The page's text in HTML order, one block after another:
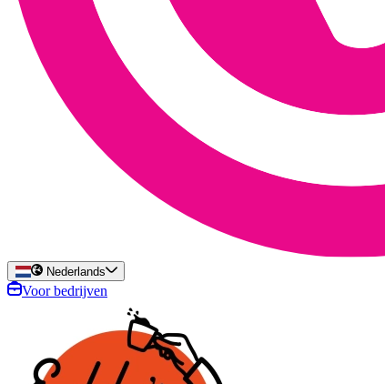
Nederlands
Voor bedrijven